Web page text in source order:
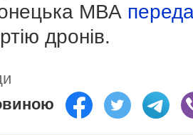
МВА
дронів.